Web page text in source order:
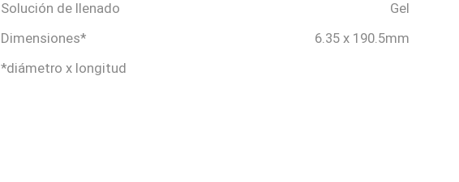
Solución de llenado
Gel
Dimensiones*
6.35 x 190.5mm
*diámetro x longitud